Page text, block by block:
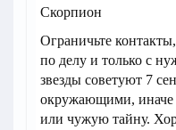
Скорпион
Ограничьте
по делу и только с
звезды советуют 7
окружающими, иначе
или чужую тайну.